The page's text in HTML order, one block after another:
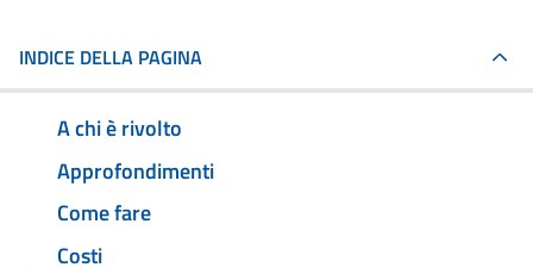
INDICE DELLA PAGINA
A chi è rivolto
Approfondimenti
Come fare
Costi